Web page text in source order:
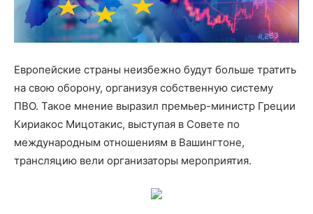
Европейские страны неизбежно будут больше тратить
на свою оборону, организуя собственную систему
ПВО. Такое мнение выразил премьер-министр Греции
Кириакос Мицотакис, выступая в Совете по
международным отношениям в Вашингтоне,
трансляцию вели организаторы мероприятия.